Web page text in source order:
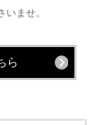
ませ。
ら